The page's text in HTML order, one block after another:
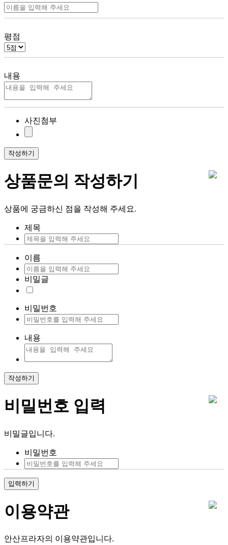
평점
내용
사진첨부
작성하기
상품문의 작성하기
상품에 궁금하신 점을 작성해 주세요.
제목
이름
비밀글
비밀번호
내용
작성하기
비밀번호 입력
비밀글입니다.
비밀번호
입력하기
이용약관
안산프라자의 이용약관입니다.